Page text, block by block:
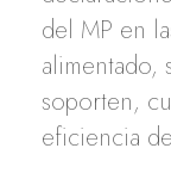
del MP en
alimentado,
soporten,
eficiencia